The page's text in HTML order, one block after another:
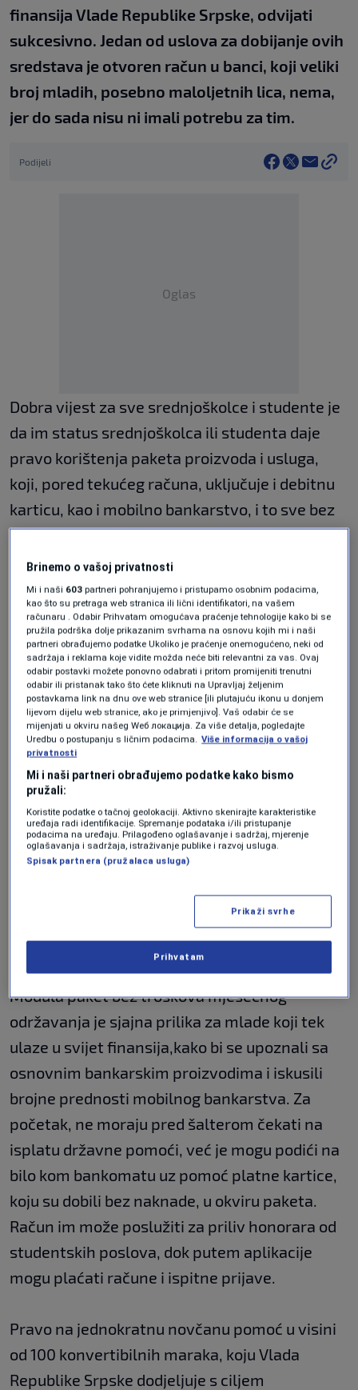
finansija Vlade Republike Srpske, odvijati
sukcesivno. Jedan od uslova za dobijanje ovih
sredstava je otvoren račun u banci, koji veliki
broj mladih, posebno maloljetnih lica, nema,
jer do sada nisu ni imali potrebu za tim.
Podijeli
Oglas
Dobra vijest za sve srednjoškolce i studente je
da im status srednjoškolca ili studenta daje
pravo korištenja paketa proizvoda i usluga,
koji, pored tekućeg računa, uključuje i debitnu
karticu, kao i mobilno bankarstvo, i to sve bez
naknade. Prilikom otvaranja posebno
popularnogMODULApaketa studenti nisu
obavezni da dostave dokaz o statusu
srednjoškolca ili studenta, međutim nakon
godinu dana dužni su da banci dostave dokaz o
svom statusu kako bi mogli nesmetano da
koriste usluge osnovnog paketa računa bez
naknade.
Mladi uzrasta iznad 18 godina račun mogu
otvoriti sami, u bilo kojoj filijali banke, uz
dostavljanje svega nekoliko dokumenata. Za
maloljetna lica obavezno je da svu
dokumentaciju potpiše roditelj ili staratelj kao
zakonski zastupnik. Nije neophodno da
maloljetnici imaju ličnu kartu. Umjesto nje
mogu dostaviti pasoš ili rodni list.
Modula paket bez troškova mjesečnog
održavanja je sjajna prilika za mlade koji tek
ulaze u svijet finansija,kako bi se upoznali sa
osnovnim bankarskim proizvodima i iskusili
brojne prednosti mobilnog bankarstva. Za
početak, ne moraju pred šalterom čekati na
isplatu državne pomoći, već je mogu podići na
bilo kom bankomatu uz pomoć platne kartice,
koju su dobili bez naknade, u okviru paketa.
Račun im može poslužiti za priliv honorara od
studentskih poslova, dok putem aplikacije
mogu plaćati račune i ispitne prijave.
Pravo na jednokratnu novčanu pomoć u visini
od 100 konvertibilnih maraka, koju Vlada
Republike Srpske dodjeljuje s ciljem
Brinemo o vašoj privatnosti
Mi i naši 603 partneri pohranjujemo i pristupamo osobnim podacima,
kao što su pretraga web stranica ili lični identifikatori, na vašem
računaru . Odabir Prihvatam omogućava praćenje tehnologije kako bi se
pružila podrška dolje prikazanim svrhama na osnovu kojih mi i naši
partneri obrađujemo podatke Ukoliko je praćenje onemogućeno, neki od
sadržaja i reklama koje vidite možda neće biti relevantni za vas. Ovaj
odabir postavki možete ponovno odabrati i pritom promijeniti trenutni
odabir ili pristanak tako što ćete kliknuti na Upravljaj željenim
postavkama link na dnu ove web stranice [ili plutajuću ikonu u donjem
lijevom dijelu web stranice, ako je primjenjivo]. Vaš odabir će se
mijenjati u okviru našeg Wеб локација. Za više detalja, pogledajte
Uredbu o postupanju s ličnim podacima. Više informacija o vašoj
privatnosti
Mi i naši partneri obrađujemo podatke kako bismo
pružali:
Koristite podatke o tačnoj geolokaciji. Aktivno skenirajte karakteristike
uređaja radi identifikacije. Spremanje podataka i/ili pristupanje
podacima na uređaju. Prilagođeno oglašavanje i sadržaj, mjerenje
oglašavanja i sadržaja, istraživanje publike i razvoj usluga.
Spisak partnera (pružalaca usluga)
Prikaži svrhe
Prihvatam